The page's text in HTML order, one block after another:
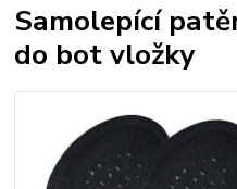
Samolepící
do bot vložky